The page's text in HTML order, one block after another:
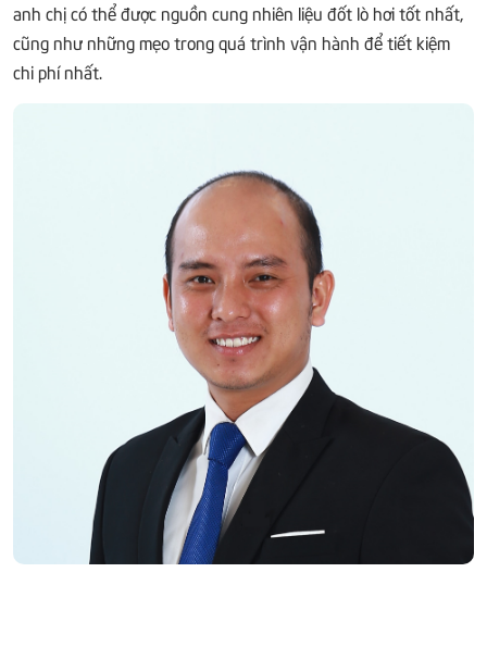
anh chị có thể được nguồn cung nhiên liệu đốt lò hơi tốt nhất,
cũng như những mẹo trong quá trình vận hành để tiết kiệm
chi phí nhất.